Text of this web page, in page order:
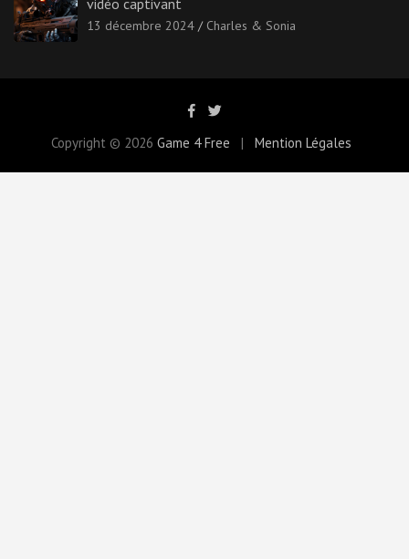
13 décembre 2024 Charles & Sonia
Copyright © 2026 Game 4 Free Mention Légales